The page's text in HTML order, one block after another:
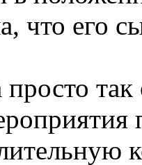
что его
просто